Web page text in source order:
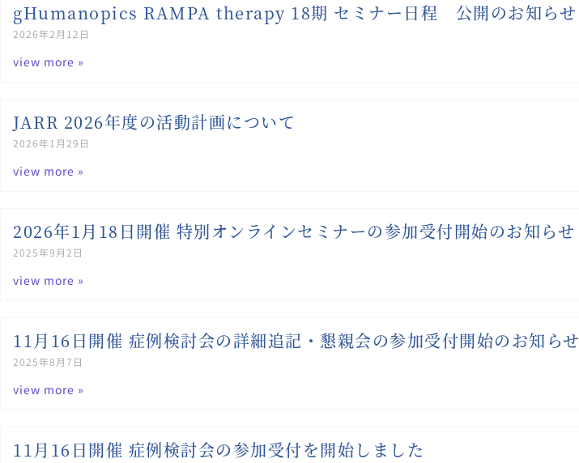
gHumanopics RAMPA therapy 18期 セミナー日程 公開のお知らせ
2026年2月12日
view more »
JARR 2026年度の活動計画について
2026年1月29日
view more »
2026年1月18日開催 特別オンラインセミナーの参加受付開始のお知らせ
2025年9月2日
view more »
11月16日開催 症例検討会の詳細追記・懇親会の参加受付開始のお知らせ
2025年8月7日
view more »
11月16日開催 症例検討会の参加受付を開始しました